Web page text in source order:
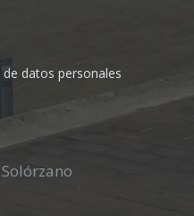
datos personales